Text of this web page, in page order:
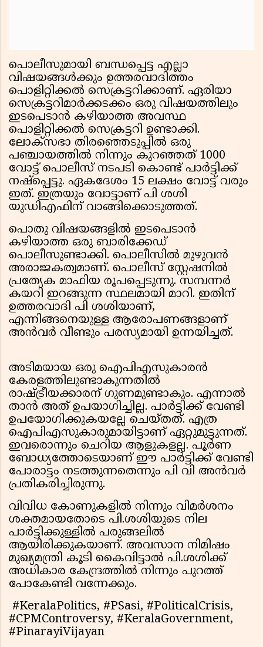
പൊലീസുമായി ബന്ധപ്പെട്ട എല്ലാ
വിഷയങ്ങള്‍ക്കും ഉത്തരവാദിത്തം
പൊളിറ്റിക്കല്‍ സെക്രട്ടറിക്കാണ്. ഏരിയാ
സെക്രട്ടറിമാര്‍ക്കടക്കം ഒരു വിഷയത്തിലും
ഇടപെടാന്‍ കഴിയാത്ത അവസ്ഥ
പൊളിറ്റിക്കല്‍ സെക്രട്ടറി ഉണ്ടാക്കി.
ലോക്സഭാ തിരഞ്ഞെടുപ്പില്‍ ഒരു
പഞ്ചായത്തില്‍ നിന്നും കുറഞ്ഞത് 1000
വോട്ട് പൊലീസ് നടപടി കൊണ്ട് പാര്‍ട്ടിക്ക്
നഷ്പ്പെട്ടു. ഏകദേശം 15 ലക്ഷം വോട്ട് വരും
ഇത്. ഇത്രയും വോട്ടാണ് പി ശശി
യുഡിഎഫിന് വാങ്ങിക്കൊടുത്തത്.
പൊതു വിഷയങ്ങളില്‍ ഇടപെടാന്‍
കഴിയാത്ത ഒരു ബാരിക്കേഡ്
പൊലീസുണ്ടാക്കി. പൊലീസില്‍ മുഴുവന്‍
അരാജകത്വമാണ്. പൊലീസ് സ്റ്റേഷനില്‍
പ്രത്യേക മാഫിയ രൂപപ്പെടുന്നു. സമ്പന്നര്‍
കയറി ഇറങ്ങുന്ന സ്ഥലമായി മാറി. ഇതിന്
ഉത്തരവാദി പി ശശിയാണ്,
എന്നിങ്ങനെയുള്ള ആരോപണങ്ങളാണ്
അന്‍വര്‍ വീണ്ടും പരസ്യമായി ഉന്നയിച്ചത്.
അടിമയായ ഒരു ഐപിഎസുകാരന്‍
കേരളത്തിലുണ്ടാകുന്നതില്‍
രാഷ്ട്രീയക്കാരന് ഗുണമുണ്ടാകും. എന്നാല്‍
താന്‍ അത് ഉപയാഗിച്ചില്ല. പാര്‍ട്ടിക്ക് വേണ്ടി
ഉപയോഗിക്കുകയല്ലേ ചെയ്തത്. എത്ര
ഐപിഎസുകാരുമായിട്ടാണ് ഏറ്റുമുട്ടുന്നത്.
ഇവരൊന്നും ചെറിയ ആളുകളല്ല. പൂര്‍ണ
ബോധ്യത്തോടെയാണ് ഈ പാര്‍ട്ടിക്ക് വേണ്ടി
പോരാട്ടം നടത്തുന്നതെന്നും പി വി അന്‍വര്‍
പ്രതികരിച്ചിരുന്നു.
വിവിധ കോണുകളില്‍ നിന്നും വിമര്‍ശനം
ശക്തമായതോടെ പി.ശശിയുടെ നില
പാര്‍ട്ടിക്കുള്ളില്‍ പരുങ്ങലില്‍
ആയിരിക്കുകയാണ്. അവസാന നിമിഷം
മുഖ്യമന്ത്രി കൂടി കൈവിട്ടാല്‍ പി.ശശിക്ക്
അധികാര കേന്ദ്രത്തില്‍ നിന്നും പുറത്ത്
പോകേണ്ടി വന്നേക്കും.
#KeralaPolitics, #PSasi, #PoliticalCrisis,
#CPMControversy, #KeralaGovernment,
#PinarayiVijayan